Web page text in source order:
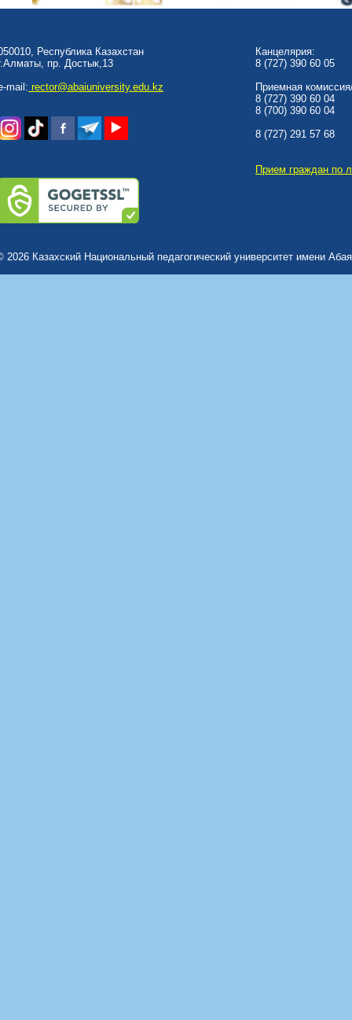
Республика Казахстан
пр. Достык,13
mail: rector@abaiuniversity.edu.kz
Канцелярия:
8 (727) 390 60 05
Приемная
8 (727) 390 60 04
8 (700) 390 60 04
8 (727) 291 57 68
Прием граждан по
2026 Казахский Национальный педагогический университет имени Абая